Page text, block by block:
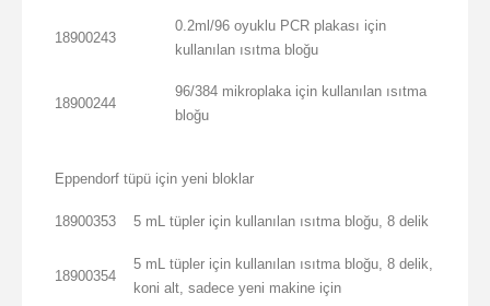
18900243
0.2ml/96 oyuklu PCR plakası için
kullanılan ısıtma bloğu
18900244
96/384 mikroplaka için kullanılan ısıtma
bloğu
Eppendorf tüpü için yeni bloklar
18900353 5 mL tüpler için kullanılan ısıtma bloğu, 8 delik
18900354
5 mL tüpler için kullanılan ısıtma bloğu, 8 delik,
koni alt, sadece yeni makine için